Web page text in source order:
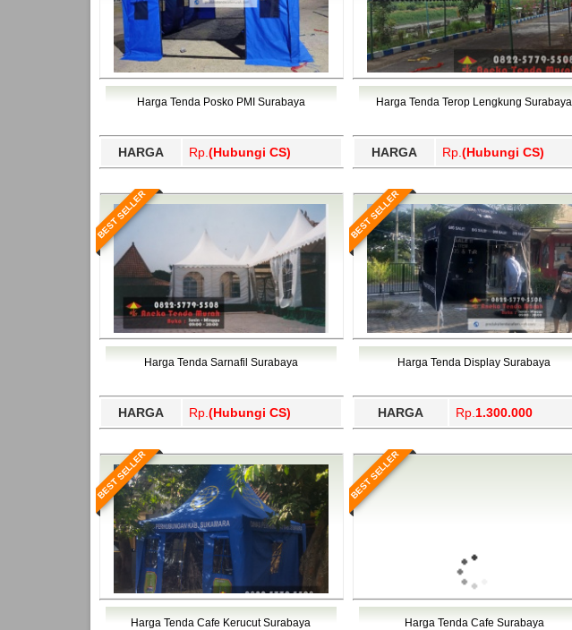
Harga Tenda Posko PMI Surabaya
HARGA Rp. (Hubungi CS)
Harga Tenda Terop Lengkung Surabaya
HARGA Rp. (Hubungi CS)
BEST SELLER
Harga Tenda Sarnafil Surabaya
HARGA Rp. (Hubungi CS)
BEST SELLER
Harga Tenda Display Surabaya
HARGA Rp. 1.300.000
BEST SELLER
Harga Tenda Cafe Kerucut Surabaya
BEST SELLER
Harga Tenda Cafe Surabaya